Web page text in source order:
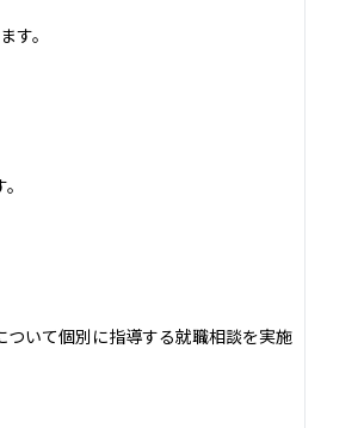
す。
いて個別に指導する就職相談を実施